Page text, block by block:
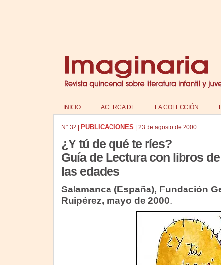
INICIO ACERCA DE LA COLECCIÓN
N° 32 PUBLICACIONES 23 de agosto de 2000
¿Y tú de qué te ríes?
Guía de Lectura con libros
las edades
Salamanca (España), Fundación
Ruipérez, mayo de 2000.